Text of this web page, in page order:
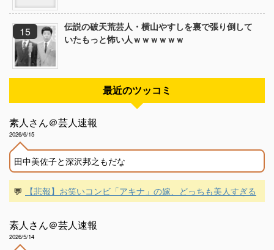
伝説の破天荒芸人・横山やすしを裏で張り倒して
いたもっと怖い人ｗｗｗｗｗｗ
最近のツッコミ
素人さん＠芸人速報
2026/6/15
田中美佐子と深沢邦之もだな
💬 【悲報】お笑いコンビ「アキナ」の嫁、どっちも美人すぎる
素人さん＠芸人速報
2026/5/14